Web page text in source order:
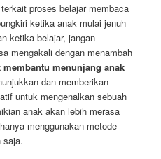
proses belajar membaca
ketika anak mulai jenuh
ketika belajar, jangan
mengakali dengan menambah
menunjang anak
dan memberikan
untuk mengenalkan sebuah
anak akan lebih merasa
menggunakan metode
saja.